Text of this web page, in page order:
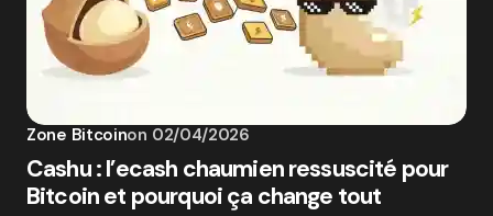
Zone Bitcoinon 02/04/2026
Cashu : l’ecash chaumien ressuscité pour
Bitcoin et pourquoi ça change tout